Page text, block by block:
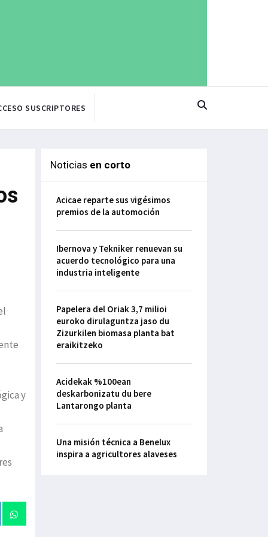
SUSCRIPTORES
y
Noticias en corto
Acicae reparte sus vigésimos
premios de la automoción
Ibernova y Tekniker renuevan su
acuerdo tecnológico para una
industria inteligente
Papelera del Oriak 3,7 milioi
euroko dirulaguntza jaso du
Zizurkilen biomasa planta bat
eraikitzeko
Acidekak %100ean
deskarbonizatu du bere
Lantarongo planta
Una misión técnica a Benelux
inspira a agricultores alaveses